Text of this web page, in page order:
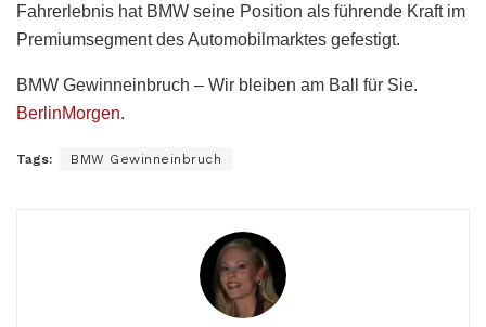
Fahrerlebnis hat BMW seine Position als führende Kraft im
Premiumsegment des Automobilmarktes gefestigt.
BMW Gewinneinbruch – Wir bleiben am Ball für Sie.
BerlinMorgen.
Tags: BMW Gewinneinbruch